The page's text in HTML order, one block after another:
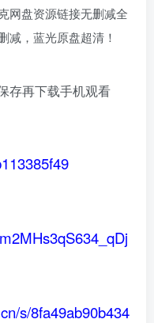
网盘资源链接无删减全
减，蓝光原盘超清！
存再下载手机观看
s/8fa49ab90b434